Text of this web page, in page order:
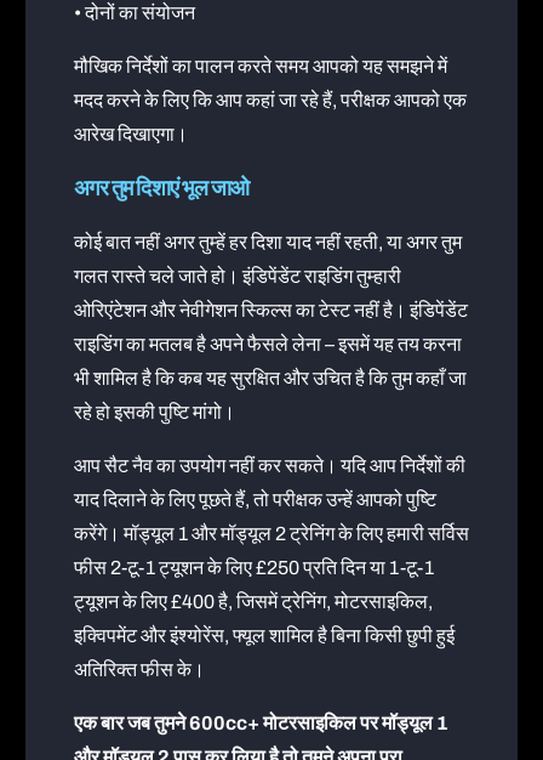
• दोनों का संयोजन
मौखिक निर्देशों का पालन करते समय आपको यह समझने में
मदद करने के लिए कि आप कहां जा रहे हैं, परीक्षक आपको एक
आरेख दिखाएगा।
अगर तुम दिशाएं भूल जाओ
कोई बात नहीं अगर तुम्हें हर दिशा याद नहीं रहती, या अगर तुम
गलत रास्ते चले जाते हो। इंडिपेंडेंट राइडिंग तुम्हारी
ओरिएंटेशन और नेवीगेशन स्किल्स का टेस्ट नहीं है। इंडिपेंडेंट
राइडिंग का मतलब है अपने फैसले लेना – इसमें यह तय करना
भी शामिल है कि कब यह सुरक्षित और उचित है कि तुम कहाँ जा
रहे हो इसकी पुष्टि मांगो।
आप सैट नैव का उपयोग नहीं कर सकते। यदि आप निर्देशों की
याद दिलाने के लिए पूछते हैं, तो परीक्षक उन्हें आपको पुष्टि
करेंगे। मॉड्यूल 1 और मॉड्यूल 2 ट्रेनिंग के लिए हमारी सर्विस
फीस 2-टू-1 ट्यूशन के लिए £250 प्रति दिन या 1-टू-1
ट्यूशन के लिए £400 है, जिसमें ट्रेनिंग, मोटरसाइकिल,
इक्विपमेंट और इंश्योरेंस, फ्यूल शामिल है बिना किसी छुपी हुई
अतिरिक्त फीस के।
एक बार जब तुमने 600cc+ मोटरसाइकिल पर मॉड्यूल 1